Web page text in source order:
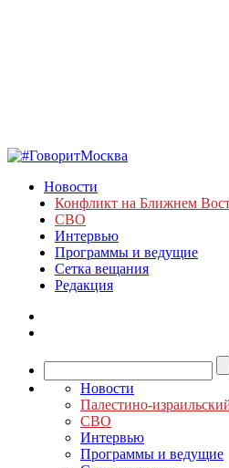
Новости
Конфликт на Ближнем
СВО
Интервью
Программы и ведущие
Сетка вещания
Редакция
Новости
Палестино-
СВО
Интервью
Программы и ведущие